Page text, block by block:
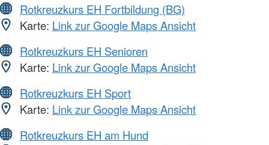
Rotkreuzkurs EH Fortbildung (BG)
Karte: Link zur Google Maps Ansicht
Rotkreuzkurs EH Senioren
Karte: Link zur Google Maps Ansicht
Rotkreuzkurs EH Sport
Karte: Link zur Google Maps Ansicht
Rotkreuzkurs EH am Hund